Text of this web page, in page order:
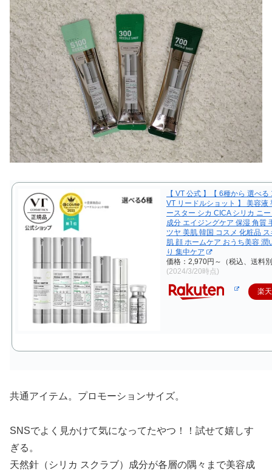
【 VT 公式 】【 6種から 選べる
VT リードルショット 】 美容液
ースター シカ CICA シリカ ニ
成分 エイジングケア 保湿 角質
ツヤ 美肌 韓国 コスメ 化粧品
肌 顔 ホームケア おうち美容 潤
り 集中ケア
価格：2,970円～（税込、送料
(2024/3/20時点)
楽
共通アイテム。プロモーションサイズ。
SNSでよく見かけて気になってたやつ！！試せて嬉しす
ぎる。
天然針（シリカ スクラブ）成分が各層の隅々まで美容成